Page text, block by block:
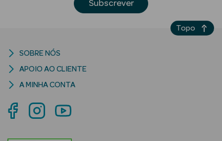
Ver Tudo
Unissexo
Subscrever
SOBRE NÓS
APOIO AO CLIENTE
A MINHA CONTA
Topo